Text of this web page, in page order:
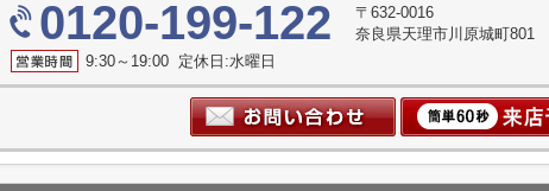
0120-199-122
〒632-0016
奈良県天理市川原城町801
9:30～19:00 定休日:水曜日